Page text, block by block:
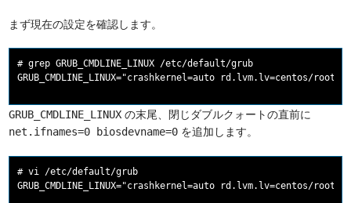
まず現在の設定を確認します。
# grep GRUB_CMDLINE_LINUX /etc/default/grub
GRUB_CMDLINE_LINUX="crashkernel=auto rd.lvm.lv=centos/
GRUB_CMDLINE_LINUX の末尾、閉じダブルクォートの直前に
net.ifnames=0 biosdevname=0 を追加します。
# vi /etc/default/grub
GRUB_CMDLINE_LINUX="crashkernel=auto rd.lvm.lv=centos/